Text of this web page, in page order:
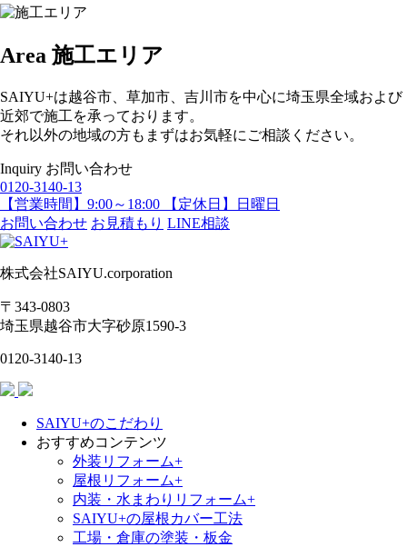
Area 施工エリア
SAIYU+は越谷市、草加市、吉川市を中心に埼玉県全域および
近郊で施工を承っております。
それ以外の地域の方もまずはお気軽にご相談ください。
Inquiry お問い合わせ
0120-3140-13
【営業時間】9:00～18:00 【定休日】日曜日
お問い合わせ お見積もり LINE相談
株式会社SAIYU.corporation
〒343-0803
埼玉県越谷市大字砂原1590-3
0120-3140-13
SAIYU+のこだわり
おすすめコンテンツ
外装リフォーム+
屋根リフォーム+
内装・水まわりリフォーム+
SAIYU+の屋根カバー工法
工場・倉庫の塗装・板金